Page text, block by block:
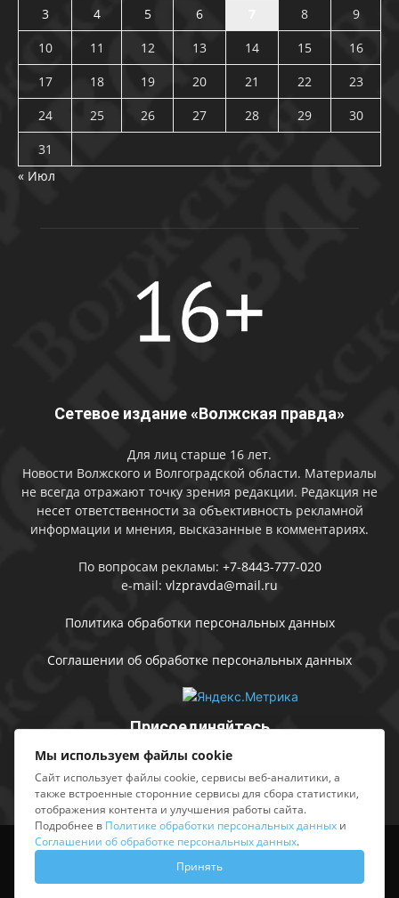
3
4 5 6 8
9
10
11 12 13 14 15
16
17
18 19 20 21 22
23
24
25 26 27 28 29
30
31
« Июл
Сетевое издание «Волжская правда»
Для лиц старше 16 лет.
Новости Волжского и Волгоградской области. Материалы
не всегда отражают точку зрения редакции. Редакция не
несет ответственности за объективность рекламной
информации и мнения, высказанные в комментариях.
По вопросам рекламы: +7-8443-777-020
e-mail: vlzpravda@mail.ru
Политика обработки персональных данных
Соглашении об обработке персональных данных
Присоединяйтесь
Выходные данные Sing in
© АМУ «Редакция газеты «Волжская правда», 2012-2026
Мы используем файлы cookie
Сайт использует файлы cookie, сервисы веб-аналитики, а
также встроенные сторонние сервисы для сбора статистики,
отображения контента и улучшения работы сайта.
Подробнее в Политике обработки персональных данных и
Соглашении об обработке персональных данных.
Принять